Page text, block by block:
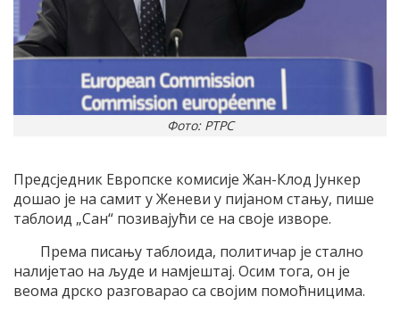
Фото: РТРС
Предсједник Европске комисије Жан-Клод Јункер
дошао је на самит у Женеви у пијаном стању, пише
таблоид „Сан“ позивајући се на своје изворе.
Према писању таблоида, политичар је стално
налијетао на људе и намјештај. Осим тога, он је
веома дрско разговарао са својим помоћницима.